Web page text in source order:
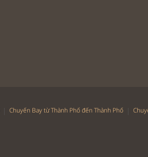
| Chuyến Bay từ Thành Phố đến Thành Phố |